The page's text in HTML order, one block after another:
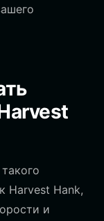
Harvest Hank,
и